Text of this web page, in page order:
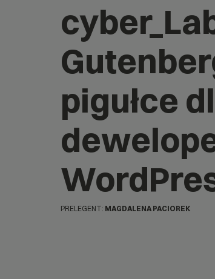
pigułce
PRELEGENT: MAGDALENA PACIOREK